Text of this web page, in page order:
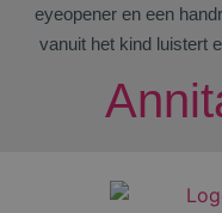
eyeopener en een
vanuit het kind luistert